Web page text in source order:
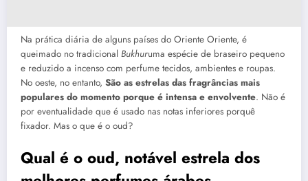
Na prática diária de alguns países do Oriente Oriente, é
queimado no tradicional Bukhuruma espécie de braseiro pequeno
e reduzido a incenso com perfume tecidos, ambientes e roupas.
No oeste, no entanto, São as estrelas das fragrâncias mais
populares do momento porque é intensa e envolvente. Não é
por eventualidade que é usado nas notas inferiores porquê
fixador. Mas o que é o oud?
Qual é o oud, notável estrela dos